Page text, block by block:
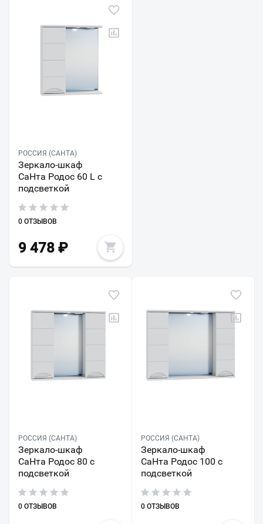
РОССИЯ (САНТА)
Зеркало-шкаф
СаНта Родос 60 L с
подсветкой
0 ОТЗЫВОВ
9 478 ₽
РОССИЯ (САНТА)
Зеркало-шкаф
СаНта Родос 80 с
подсветкой
0 ОТЗЫВОВ
РОССИЯ (САНТА)
Зеркало-шкаф
СаНта Родос 100 с
подсветкой
0 ОТЗЫВОВ